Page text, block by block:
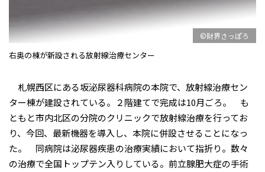
©財界さっぽろ
右奥の棟が新設される放射線治療センター
札幌西区にある坂泌尿器科病院の本院で、放射線治療セン
ター棟が建設されている。２階建てで完成は10月ごろ。 も
ともと市内北区の分院のクリニックで放射線治療を行ってお
り、今回、最新機器を導入し、本院に併設させることになっ
た。 同病院は泌尿器疾患の治療実績において指折り。数々
の治療で全国トップテン入りしている。前立腺肥大症の手術